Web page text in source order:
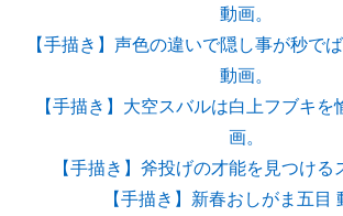
動画。
【手描き】声色の違いで隠し事が秒で
動画。
【手描き】大空スバルは白上フブキを
画。
【手描き】斧投げの才能を見つける
【手描き】新春おしがま五目